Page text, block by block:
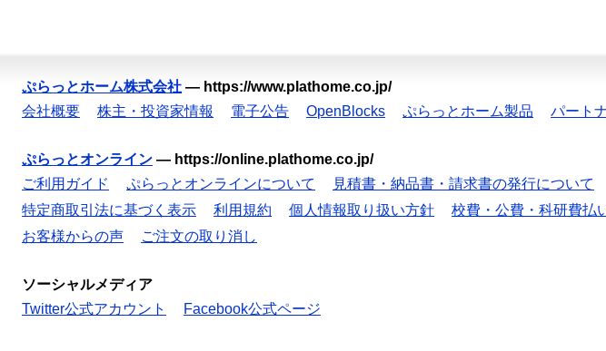
ぷらっとホーム株式会社 — https://www.plathome.co.jp/
会社概要
株主・投資家情報 電子公告 OpenBlocks ぷらっとホーム製品 パート
ぷらっとオンライン — https://online.plathome.co.jp/
ご利用ガイド
ぷらっとオンラインについて 見積書・納品書・請求書の発行について
特定商取引法に基づく表示
利用規約 個人情報取り扱い方針 校費・公費・科研費払
お客様からの声
ご注文の取り消し
ソーシャルメディア
Twitter公式アカウント
Facebook公式ページ